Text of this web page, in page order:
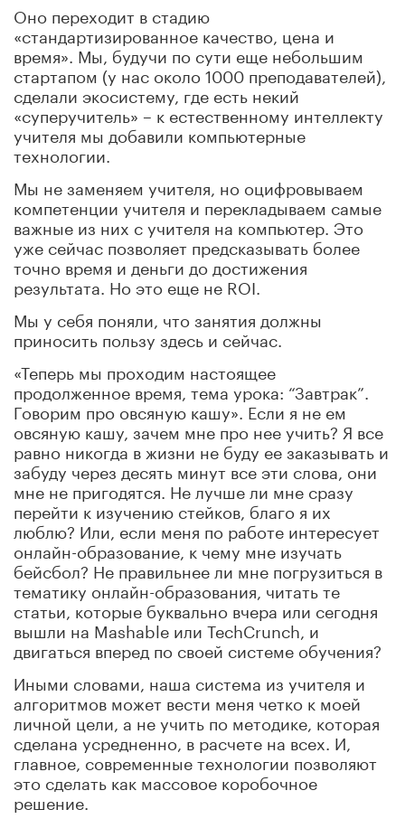
Оно переходит в стадию
«стандартизированное качество, цена и
время». Мы, будучи по сути еще небольшим
стартапом (у нас около 1000 преподавателей),
сделали экосистему, где есть некий
«суперучитель» – к естественному интеллекту
учителя мы добавили компьютерные
технологии.
Мы не заменяем учителя, но оцифровываем
компетенции учителя и перекладываем самые
важные из них с учителя на компьютер. Это
уже сейчас позволяет предсказывать более
точно время и деньги до достижения
результата. Но это еще не ROI.
Мы у себя поняли, что занятия должны
приносить пользу здесь и сейчас.
«Теперь мы проходим настоящее
продолженное время, тема урока: “Завтрак”.
Говорим про овсяную кашу». Если я не ем
овсяную кашу, зачем мне про нее учить? Я все
равно никогда в жизни не буду ее заказывать и
забуду через десять минут все эти слова, они
мне не пригодятся. Не лучше ли мне сразу
перейти к изучению стейков, благо я их
люблю? Или, если меня по работе интересует
онлайн-образование, к чему мне изучать
бейсбол? Не правильнее ли мне погрузиться в
тематику онлайн-образования, читать те
статьи, которые буквально вчера или сегодня
вышли на Mashable или TechCrunch, и
двигаться вперед по своей системе обучения?
Иными словами, наша система из учителя и
алгоритмов может вести меня четко к моей
личной цели, а не учить по методике, которая
сделана усредненно, в расчете на всех. И,
главное, современные технологии позволяют
это сделать как массовое коробочное
решение.